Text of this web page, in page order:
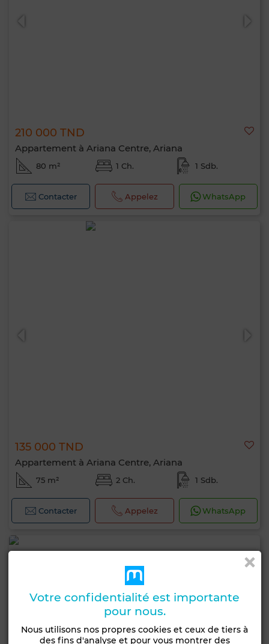
210 000 TND
Appartement à Ariana Centre, Ariana
80 m² 1 Ch. 1 Sdb.
Contacter Appelez WhatsApp
135 000 TND
Appartement à Ariana Centre, Ariana
75 m² 2 Ch. 1 Sdb.
Contacter Appelez WhatsApp
Votre confidentialité est importante
pour nous.
Nous utilisons nos propres cookies et ceux de tiers à
des fins d'analyse et pour vous montrer des